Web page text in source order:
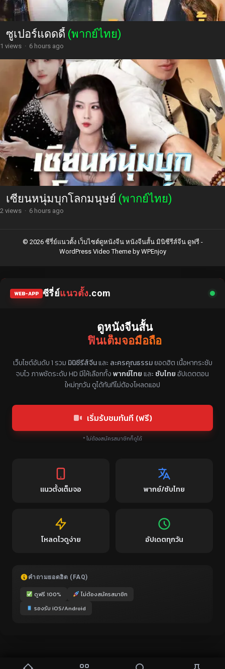
ซูเปอร์แดดดี้ (พากย์ไทย)
1 views · 6 hours ago
เซียนหนุ่มบุกโลกมนุษย์ (พากย์ไทย)
2 views · 6 hours ago
© 2026 ซีรี่ย์แนวตั้ง เว็บไซต์ดูหนังจีน หนังจีนสั้น มินิซีรีส์จีน ดูฟรี -
WordPress Video Themeby WPEnjoy
WEB-APP ซีรี่ย์แนวตั้ง.com
ดูหนังจีนสั้น
ฟินเต็มจอมือถือ
แหล่งรวมซีรี่ย์จีนแนวตั้ง พากย์ไทย ซับไทย
เว็บไซต์อันดับ 1 รวม มินิซีรีส์จีนและ ละครคุณธรรมยอดฮิต เนื้อหากระชับ
จบไว ภาพชัดระดับ HD มีให้เลือกทั้งพากย์ไทยและ ซับไทยอัปเดตตอน
ใหม่ทุกวัน ดูได้ทันทีไม่ต้องโหลดแอป
เริ่มรับชมทันที (ฟรี)
* ไม่ต้องสมัครสมาชิกก็ดูได้
แนวตั้งเต็มจอ พากย์/ซับไทย
โหลดไวดูง่าย อัปเดตทุกวัน
คำถามยอดฮิต (FAQ)
ดูฟรี 100%
ไม่ต้องสมัครสมาชิก
รองรับ iOS/Android